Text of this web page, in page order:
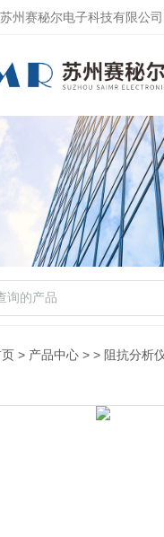
州赛秘尔电子科技有限公司
> 产品中心 > > 阻抗分析